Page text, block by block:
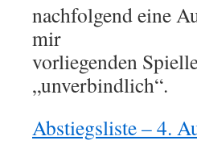
nachfolgend eine
mir
vorliegenden
„unverbindlich“.
Abstiegsliste – 4.